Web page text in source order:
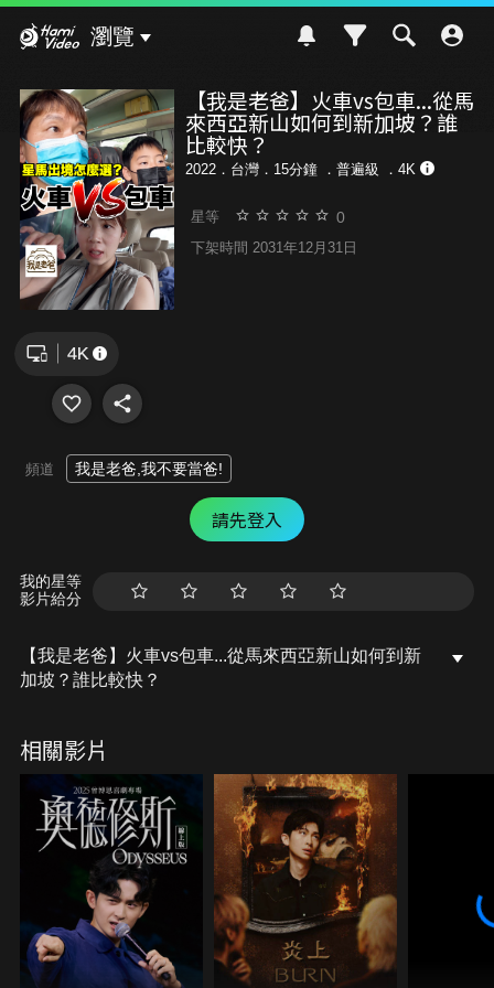
瀏覽
【我是老爸】火車vs包車...從馬
來西亞新山如何到新加坡？誰
比較快？
2022．台灣．15分鐘 ． 普遍級 ．4K
星等 0
下架時間 2031年12月31日
頻道 我是老爸,我不要當爸!
請先登入
我的星等
影片給分
【我是老爸】火車vs包車...從馬來西亞新山如何到新
加坡？誰比較快？
相關影片